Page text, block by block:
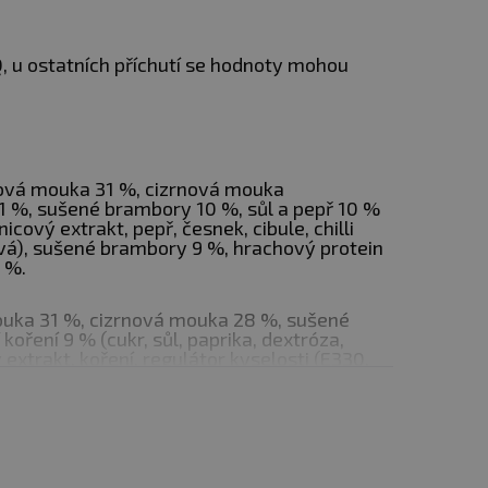
Není určeno pro
25 °C mimo dosah
vzniklé nevhodným
u ostatních příchutí se hodnoty mohou
mouka 31 %, cizrnová mouka
%, sušené brambory 10 %, sůl a pepř 10 %
extrakt, pepř, česnek, cibule, chilli
sušené brambory 9 %, hrachový protein
31 %, cizrnová mouka 28 %, sušené
9 % (cukr, sůl, paprika, dextróza,
aroma, extrakt koření (paprika), kouřové
8 %, bramborový škrob 7 %, slunečnicový